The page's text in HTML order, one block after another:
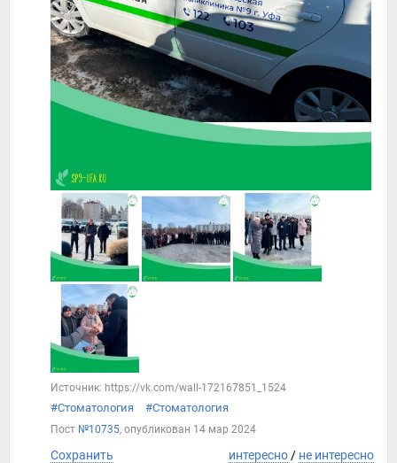
Источник: https://vk.com/wall-172167851_1524
#Стоматология #Стоматология
Пост №10735, опубликован 14 мар 2024
Сохранить интересно / не интересно